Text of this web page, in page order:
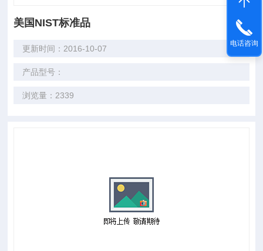
美国NIST标准品
更新时间：2016-10-07
产品型号：
浏览量：2339
电话咨询